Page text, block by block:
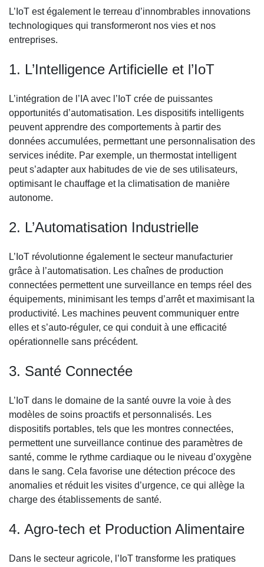
L’IoT est également le terreau d’innombrables innovations
technologiques qui transformeront nos vies et nos
entreprises.
1. L’Intelligence Artificielle et l’IoT
L’intégration de l’IA avec l’IoT crée de puissantes
opportunités d’automatisation. Les dispositifs intelligents
peuvent apprendre des comportements à partir des
données accumulées, permettant une personnalisation des
services inédite. Par exemple, un thermostat intelligent
peut s’adapter aux habitudes de vie de ses utilisateurs,
optimisant le chauffage et la climatisation de manière
autonome.
2. L’Automatisation Industrielle
L’IoT révolutionne également le secteur manufacturier
grâce à l’automatisation. Les chaînes de production
connectées permettent une surveillance en temps réel des
équipements, minimisant les temps d’arrêt et maximisant la
productivité. Les machines peuvent communiquer entre
elles et s’auto-réguler, ce qui conduit à une efficacité
opérationnelle sans précédent.
3. Santé Connectée
L’IoT dans le domaine de la santé ouvre la voie à des
modèles de soins proactifs et personnalisés. Les
dispositifs portables, tels que les montres connectées,
permettent une surveillance continue des paramètres de
santé, comme le rythme cardiaque ou le niveau d’oxygène
dans le sang. Cela favorise une détection précoce des
anomalies et réduit les visites d’urgence, ce qui allège la
charge des établissements de santé.
4. Agro-tech et Production Alimentaire
Dans le secteur agricole, l’IoT transforme les pratiques